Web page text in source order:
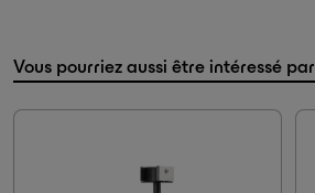
Vous pourriez aussi être intéressé par